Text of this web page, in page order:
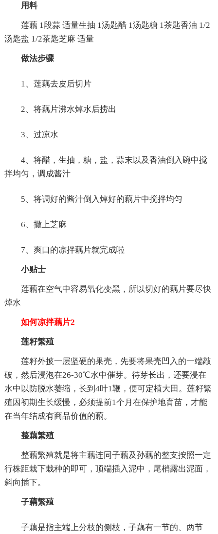
用料
莲藕 1段蒜 适量生抽 1汤匙醋 1汤匙糖 1茶匙香油 1/2
汤匙盐 1/2茶匙芝麻 适量
做法步骤
1、莲藕去皮后切片
2、将藕片沸水焯水后捞出
3、过凉水
4、将醋，生抽，糖，盐，蒜末以及香油倒入碗中搅
拌均匀，调成酱汁
5、将调好的酱汁倒入焯好的藕片中搅拌均匀
6、撒上芝麻
7、爽口的凉拌藕片就完成啦
小贴士
莲藕在空气中容易氧化变黑，所以切好的藕片要尽快
焯水
如何凉拌藕片2
莲籽繁殖
莲籽外披一层坚硬的果壳，先要将果壳凹入的一端敲
破，然后浸泡在26-30℃水中催芽。待芽长出，还要浸在
水中以防脱水萎缩，长到4叶1鞭，便可定植大田。莲籽繁
殖因初期生长缓慢，必须提前1个月在保护地育苗，才能
在当年结成有商品价值的藕。
整藕繁殖
整藕繁殖就是将主藕连同子藕及孙藕的整支按照一定
行株距栽下栽种的即可，顶端插入泥中，尾梢露出泥面，
斜向插下。
子藕繁殖
子藕是指主端上分枝的侧枝，子藕有一节的、两节